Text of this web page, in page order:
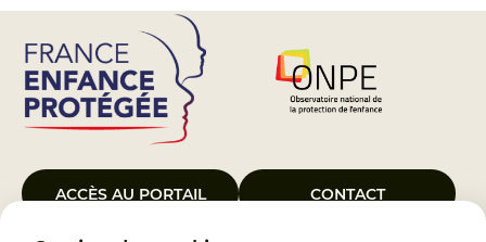
ACCÈS AU PORTAIL CONTACT